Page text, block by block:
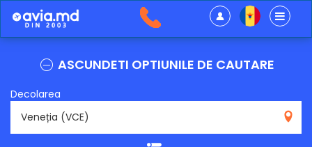
ASCUNDETI OPTIUNILE DE CAUTARE
Decolarea